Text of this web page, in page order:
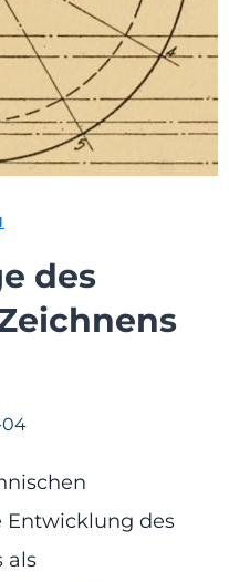
des
04
Entwicklung des
als